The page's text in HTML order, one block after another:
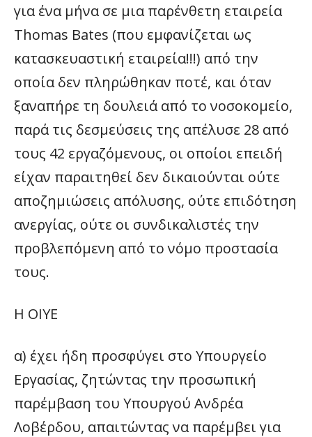
για ένα μήνα σε μια παρένθετη εταιρεία
Thomas Bates (που εμφανίζεται ως
κατασκευαστική εταιρεία!!!) από την
οποία δεν πληρώθηκαν ποτέ, και όταν
ξαναπήρε τη δουλειά από το νοσοκομείο,
παρά τις δεσμεύσεις της απέλυσε 28 από
τους 42 εργαζόμενους, οι οποίοι επειδή
είχαν παραιτηθεί δεν δικαιούνται ούτε
αποζημιώσεις απόλυσης, ούτε επιδότηση
ανεργίας, ούτε οι συνδικαλιστές την
προβλεπόμενη από το νόμο προστασία
τους.
Η ΟΙΥΕ
α) έχει ήδη προσφύγει στο Υπουργείο
Εργασίας, ζητώντας την προσωπική
παρέμβαση του Υπουργού Ανδρέα
Λοβέρδου, απαιτώντας να παρέμβει για